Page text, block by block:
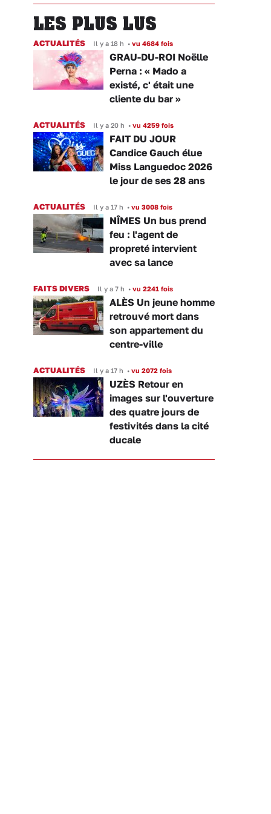
LES PLUS LUS
ACTUALITÉS Il y a 18 h • vu 4684 fois
GRAU-DU-ROI Noëlle
Perna : « Mado a
existé, c' était une
cliente du bar »
ACTUALITÉS Il y a 20 h • vu 4259 fois
FAIT DU JOUR
Candice Gauch élue
Miss Languedoc 2026
le jour de ses 28 ans
ACTUALITÉS Il y a 17 h • vu 3008 fois
NÎMES Un bus prend
feu : l'agent de
propreté intervient
avec sa lance
FAITS DIVERS Il y a 7 h • vu 2241 fois
ALÈS Un jeune homme
retrouvé mort dans
son appartement du
centre-ville
ACTUALITÉS Il y a 17 h • vu 2072 fois
UZÈS Retour en
images sur l'ouverture
des quatre jours de
festivités dans la cité
ducale